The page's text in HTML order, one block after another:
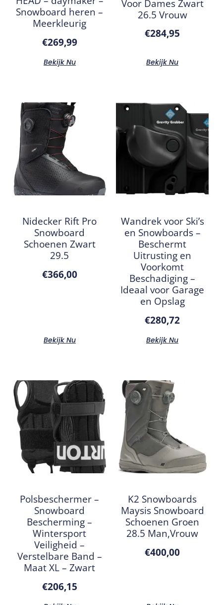
Snowboard heren –
Meerkleurig
€269,99
Bekijk Nu
Voor Dames Zwart
26.5 Vrouw
€284,95
Bekijk Nu
Nidecker Rift Pro
Snowboard
Schoenen Zwart
29.5
€366,00
Bekijk Nu
Wandrek voor Ski’s
en Snowboards –
Beschermt
Uitrusting en
Voorkomt
Beschadiging –
Ideaal voor Garage
en Opslag
€280,72
Bekijk Nu
Polsbeschermer –
Snowboard
Bescherming –
Wintersport
Veiligheid –
Verstelbare Band –
Maat XL – Zwart
€206,15
K2 Snowboards
Maysis Snowboard
Schoenen Groen
28.5 Man,Vrouw
€400,00